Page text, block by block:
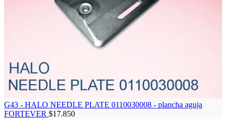
G43 - HALO NEEDLE PLATE 0110030008 - plancha aguja
FORTEVER $17.850